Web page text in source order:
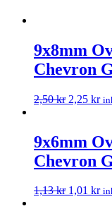
9x8mm
Chevron
2,50kr 2,25 kr
9x6mm
Chevron
1,13kr 1,01 kr